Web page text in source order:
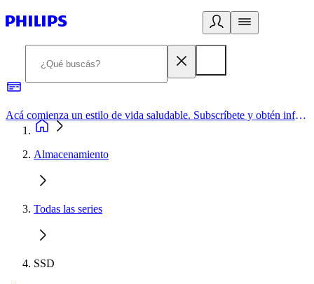
Acá comienza un estilo de vida saludable. Subscríbete y obtén información de primera mano
Almacenamiento
Todas las series
SSD